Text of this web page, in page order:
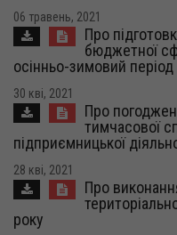
06 травень, 2021
Про
бюджетної
осінньо-зимовий
30 кві, 2021
Про
тимчасової
підприємницької
28 кві, 2021
Про
року